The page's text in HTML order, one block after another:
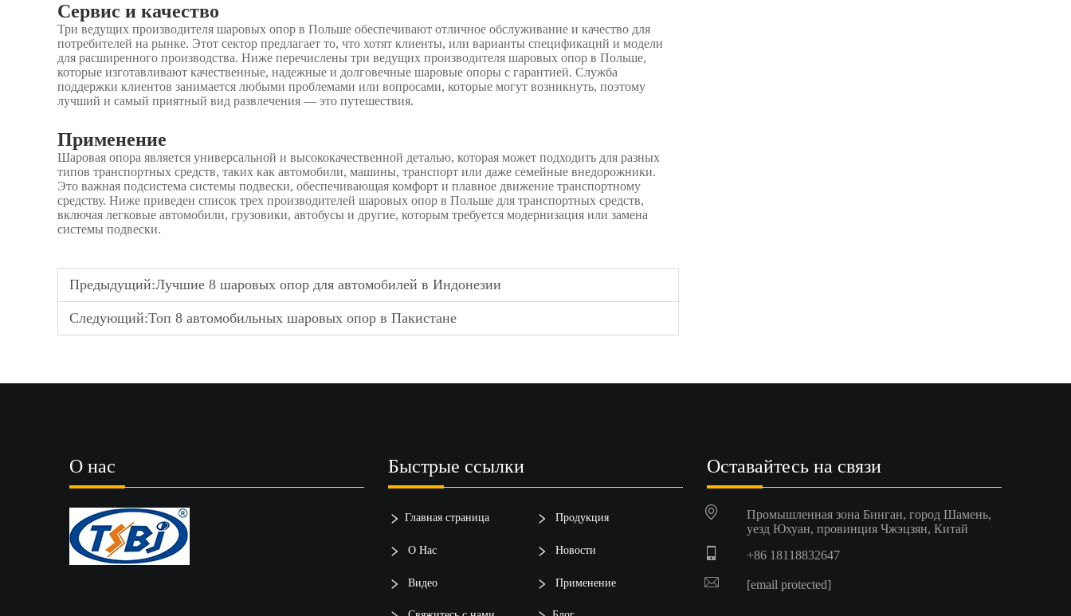
Сервис и качество
Три ведущих производителя шаровых опор в Польше обеспечивают отличное обслуживание и качество для
потребителей на рынке. Этот сектор предлагает то, что хотят клиенты, или варианты спецификаций и модели
для расширенного производства. Ниже перечислены три ведущих производителя шаровых опор в Польше,
которые изготавливают качественные, надежные и долговечные шаровые опоры с гарантией. Служба
поддержки клиентов занимается любыми проблемами или вопросами, которые могут возникнуть, поэтому
лучший и самый приятный вид развлечения — это путешествия.
Применение
Шаровая опора является универсальной и высококачественной деталью, которая может подходить для разных
типов транспортных средств, таких как автомобили, машины, транспорт или даже семейные внедорожники.
Это важная подсистема системы подвески, обеспечивающая комфорт и плавное движение транспортному
средству. Ниже приведен список трех производителей шаровых опор в Польше для транспортных средств,
включая легковые автомобили, грузовики, автобусы и другие, которым требуется модернизация или замена
системы подвески.
Предыдущий:Лучшие 8 шаровых опор для автомобилей в Индонезии
Следующий:Топ 8 автомобильных шаровых опор в Пакистане
О нас Быстрые ссылки
Главная страница Продукция
О Нас Новости
Видео Применение
Оставайтесь на связи
Промышленная зона Бинган, город Шамень,
уезд Юхуан, провинция Чжэцзян, Китай
+86 18118832647
[email protected]